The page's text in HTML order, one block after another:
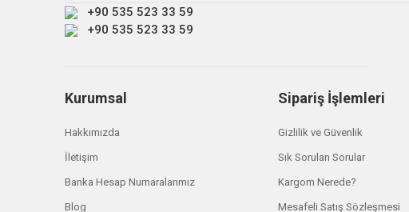
Bu ürüne benzer farklı alternatifler olmalı.
+90 535 523 33 59
+90 535 523 33 59
Kurumsal
Hakkımızda
İletişim
Banka Hesap Numaralarımız
Blog
Sipariş İşlemleri
Gizlilik ve Güvenlik
Sık Sorulan Sorular
Kargom Nerede?
Mesafeli Satış Sözleşmesi